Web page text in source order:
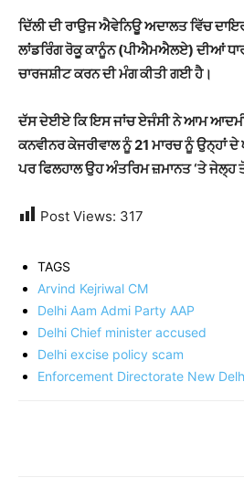
ਦਿੱਲੀ ਦੀ ਰਾਉਜ ਐਵੇਨਿਊ ਅਦਾਲਤ ਵਿੱਚ
ਲਾਂਡਰਿੰਗ ਰੋਕੂ ਕਾਨੂੰਨ (ਪੀਐਮਐਲਏ) ਦੀਆਂ
ਚਾਰਜਸ਼ੀਟ ਕਰਨ ਦੀ ਮੰਗ ਕੀਤੀ ਗਈ ਹੈ।
ਦੱਸ ਦੇਈਏ ਕਿ ਇਸ ਜਾਂਚ ਏਜੰਸੀ ਨੇ ਆਮ ਆਦਮੀ
ਕਨਵੀਨਰ ਕੇਜਰੀਵਾਲ ਨੂੰ 21 ਮਾਰਚ ਨੂੰ ਉਨ੍ਹਾਂ ਦੇ
ਪਰ ਫਿਲਹਾਲ ਉਹ ਅੰਤਰਿਮ ਜ਼ਮਾਨਤ ‘ਤੇ ਜੇਲ੍ਹ
Post Views: 317
TAGS
Arvind Kejriwal CM
Delhi Aam Admi Party AAP
Delhi Chief minister accused
Delhi excise policy scam
Enforcement Directorate New